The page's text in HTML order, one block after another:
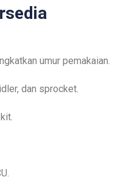
umur pemakaian.
dan sprocket.